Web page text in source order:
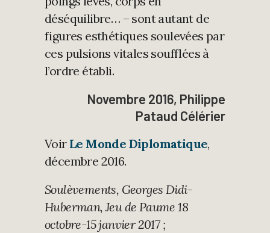
déséquilibre… – sont autant de
figures esthétiques soulevées par
ces pulsions vitales soufflées à
l’ordre établi.
Novembre 2016, Philippe
Pataud Célérier
Voir Le Monde Diplomatique,
décembre 2016.
Soulèvements, Georges Didi-
Huberman, Jeu de Paume 18
octobre-15 janvier 2017 ;